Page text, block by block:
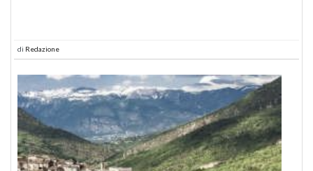
di Redazione